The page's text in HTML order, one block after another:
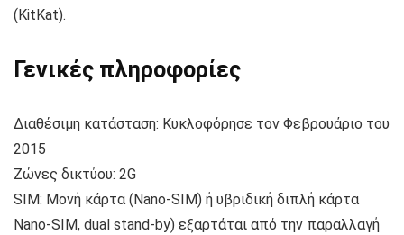
(KitKat).
Γενικές πληροφορίες
Διαθέσιμη κατάσταση: Κυκλοφόρησε τον Φεβρουάριο του
2015
Ζώνες δικτύου: 2G
SIM: Μονή κάρτα (Nano-SIM) ή υβριδική διπλή κάρτα
Nano-SIM, dual stand-by) εξαρτάται από την παραλλαγή